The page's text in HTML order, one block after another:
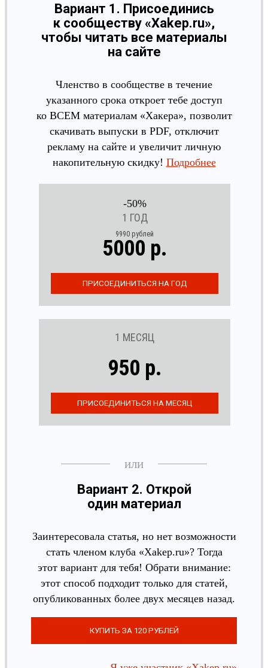
Вариант 1. Присоединись
к сообществу «Xakep.ru»,
чтобы читать все материалы
на сайте
Членство в сообществе в течение
указанного срока откроет тебе доступ
ко ВСЕМ материалам «Хакера», позволит
скачивать выпуски в PDF, отключит
рекламу на сайте и увеличит личную
накопительную скидку! Подробнее
-50%
1 ГОД
9990 рублей
5000 р.
1 МЕСЯЦ
950 р.
Вариант 2. Открой
один материал
Заинтересовала статья, но нет возможности
стать членом клуба «Xakep.ru»? Тогда
этот вариант для тебя! Обрати внимание:
этот способ подходит только для статей,
опубликованных более двух месяцев назад.